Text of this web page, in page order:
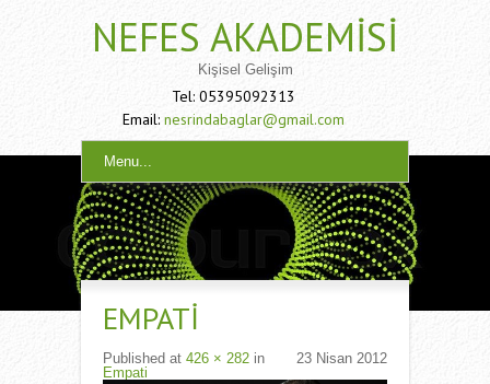
NEFES AKADEMISI
Kişisel Gelişim
Tel: 05395092313
Email: nesrindabaglar@gmail.com
Menu...
EMPATI
Published 23 Nisan 2012
at 426 × 282 in
Empati